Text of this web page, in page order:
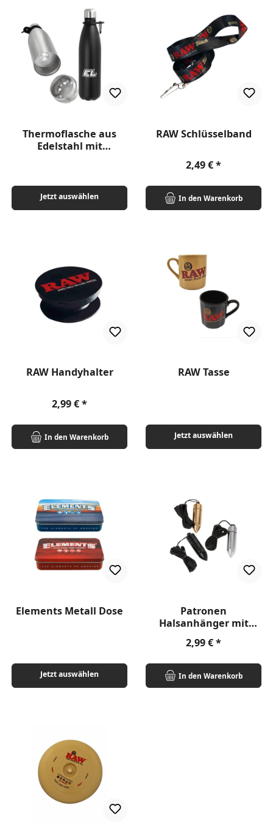
Thermoflasche aus
Edelstahl mit
Jetzt auswählen
RAW Schlüsselband
Regulärer Preis:
2,49 €
In den Warenkorb
RAW Handyhalter
Regulärer Preis:
2,99 €
In den Warenkorb
RAW Tasse
Jetzt auswählen
Elements Metall Dose
Jetzt auswählen
Patronen
Halsanhänger mit
Regulärer Preis:
2,99 €
In den Warenkorb